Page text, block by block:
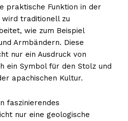
praktische Funktion in der
wird traditionell zu
wie zum Beispiel
Armbändern. Diese
nur ein Ausdruck von
ein Symbol für den Stolz und
apachischen Kultur.
faszinierendes
nur eine geologische